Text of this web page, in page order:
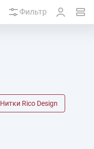
Фильтр
Нитки Rico Design